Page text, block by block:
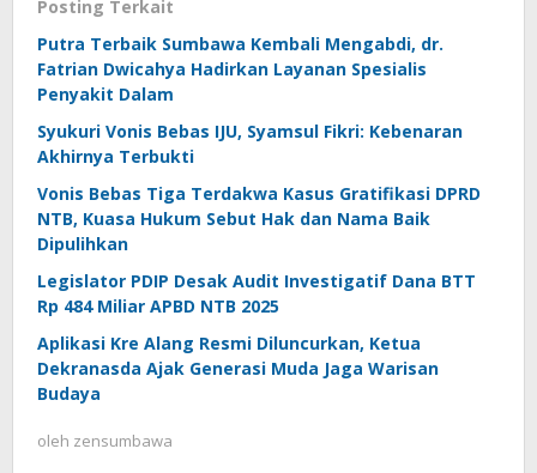
Posting Terkait
Putra Terbaik Sumbawa Kembali Mengabdi, dr.
Fatrian Dwicahya Hadirkan Layanan Spesialis
Penyakit Dalam
Syukuri Vonis Bebas IJU, Syamsul Fikri: Kebenaran
Akhirnya Terbukti
Vonis Bebas Tiga Terdakwa Kasus Gratifikasi DPRD
NTB, Kuasa Hukum Sebut Hak dan Nama Baik
Dipulihkan
Legislator PDIP Desak Audit Investigatif Dana BTT
Rp 484 Miliar APBD NTB 2025
Aplikasi Kre Alang Resmi Diluncurkan, Ketua
Dekranasda Ajak Generasi Muda Jaga Warisan
Budaya
oleh zensumbawa